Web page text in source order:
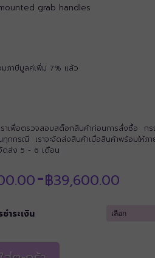
grab handles
มภาษีมูลค่เพิ่ม 7% แล้ว
าเพื่อตรวจสอบสต็อกสินค้าก่อนการสั่งซื้อ
ทุกกรณี เราจะจัดส่งสินค้าเมื่อสินค้าพร้อมให้ภ
จัดส่ง 5 - 6 เดือน
–฿39,600.00Price
ำระเงิน